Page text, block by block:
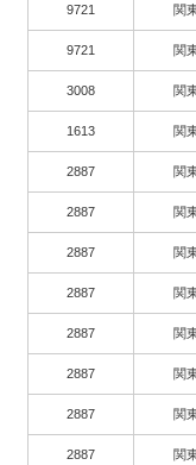
9721 関
9721 関
3008 関
1613 関
2887 関
2887 関
2887 関
2887 関
2887 関
2887 関
2887 関
2887 関